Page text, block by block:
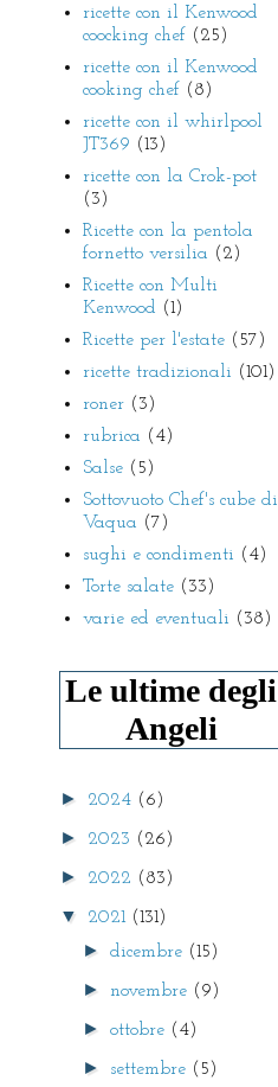
ricette con il Kenwood
coocking chef (25)
ricette con il Kenwood
cooking chef (8)
ricette con il whirlpool
JT369 (13)
ricette con la Crok-pot
(3)
Ricette con la pentola
fornetto versilia (2)
Ricette con Multi
Kenwood (1)
Ricette per l'estate (57)
ricette tradizionali (101)
roner (3)
rubrica (4)
Salse (5)
Sottovuoto Chef's cube di
Vaqua (7)
sughi e condimenti (4)
Torte salate (33)
varie ed eventuali (38)
Le ultime degli
Angeli
► 2024 (6)
► 2023 (26)
► 2022 (83)
▼ 2021 (131)
►dicembre (15)
► novembre (9)
►ottobre (4)
► settembre (5)